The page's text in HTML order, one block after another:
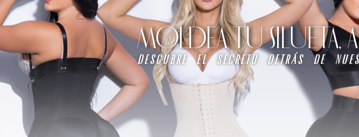
MOLDEA TU SILUETA,
descubre el secreto detrás de